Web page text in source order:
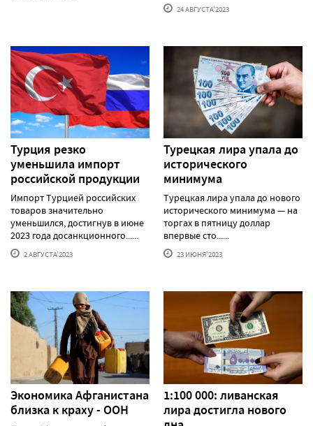
24 АВГУСТА'2023
Турция резко
уменьшила импорт
российской продукции
Импорт Турцией российских
товаров значительно
уменьшился, достигнув в июне
2023 года досанкционного......
2 АВГУСТА'2023
Турецкая лира упала до
исторического
минимума
Турецкая лира упала до нового
исторического минимума — на
торгах в пятницу доллар
впервые сто......
23 ИЮНЯ'2023
Экономика Афганистана
близка к краху - ООН
1:100 000: ливанская
лира достигла нового